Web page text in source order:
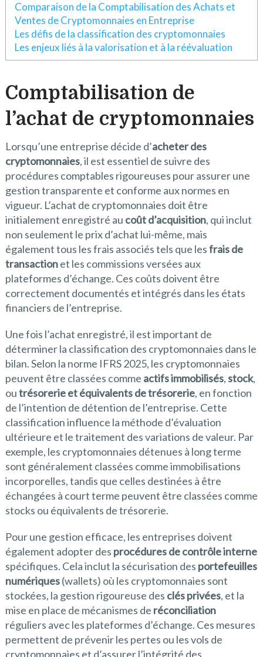
Comparaison de la Comptabilisation des Achats et
Ventes de Cryptomonnaies en Entreprise
Les défis de la classification des cryptomonnaies
Les enjeux liés à la valorisation et à la réévaluation
Comptabilisation de
l’achat de cryptomonnaies
Lorsqu’une entreprise décide d’acheter des
cryptomonnaies, il est essentiel de suivre des
procédures comptables rigoureuses pour assurer une
gestion transparente et conforme aux normes en
vigueur. L’achat de cryptomonnaies doit être
initialement enregistré au coût d’acquisition, qui inclut
non seulement le prix d’achat lui-même, mais
également tous les frais associés tels que lesfrais de
transactionet les commissions versées aux
plateformes d’échange. Ces coûts doivent être
correctement documentés et intégrés dans les états
financiers de l’entreprise.
Une fois l’achat enregistré, il est important de
déterminer la classification des cryptomonnaies dans le
bilan. Selon la norme IFRS 2025, les cryptomonnaies
peuvent être classées comme actifs immobilisés,stock,
outrésorerie et équivalents de trésorerie, en fonction
de l’intention de détention de l’entreprise. Cette
classification influence la méthode d’évaluation
ultérieure et le traitement des variations de valeur. Par
exemple, les cryptomonnaies détenues à long terme
sont généralement classées comme immobilisations
incorporelles, tandis que celles destinées à être
échangées à court terme peuvent être classées comme
stocks ou équivalents de trésorerie.
Pour une gestion efficace, les entreprises doivent
également adopter des procédures de contrôle interne
spécifiques. Cela inclut la sécurisation des portefeuilles
numériques(wallets) où les cryptomonnaies sont
stockées, la gestion rigoureuse des clés privées, et la
mise en place de mécanismes de réconciliation
réguliers avec les plateformes d’échange. Ces mesures
permettent de prévenir les pertes ou les vols de
cryptomonnaies et d’assurer l’intégrité des